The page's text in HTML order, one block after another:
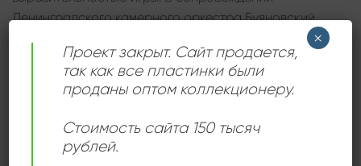
Ленинградского камерного оркестра Буяновский
раскрывает все грани валторнового звучания: от
мягкой бархатной теплоты до блестящей
виртуозности.
ясностью и лёгкостью, в нём слышен дух раннего
Моцарта. Второй и третий концерты Ми-бемоль
Проект закрыт. Сайт продается,
так как все пластинки были
проданы оптом коллекционеру.
Стоимость сайта 150 тысяч
рублей.
×